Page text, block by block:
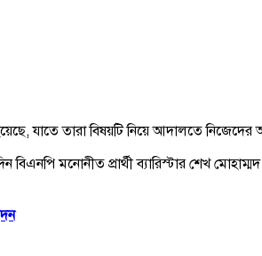
যাতে তারা বিষয়টি নিয়ে আদালতে নিজেদের
মনোনীত প্রার্থী ব্যারিস্টার শেখ